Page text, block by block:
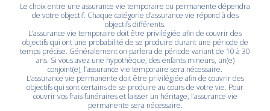
Le choix entre une assurance vie temporaire ou permanente dépendra
de votre objectif. Chaque catégorie d’assurance vie répond à des
objectifs différents.
L’assurance vie temporaire doit être privilégiée afin de couvrir des
objectifs qui ont une probabilité de se produire durant une période de
temps précise. Généralement on parlera de période variant de 10 à 30
ans. Si vous avez une hypothèque, des enfants mineurs, un(e)
conjoint(e), l’assurance vie temporaire sera nécessaire.
L’assurance vie permanente doit être privilégiée afin de couvrir des
objectifs qui sont certains de se produire au cours de votre vie. Pour
couvrir vos frais funéraires et laisser un héritage, l’assurance vie
permanente sera nécessaire.